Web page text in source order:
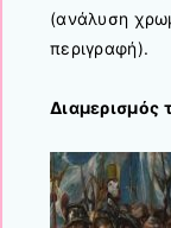
(ανάλυση
περιγραφή).
Διαμερισμός